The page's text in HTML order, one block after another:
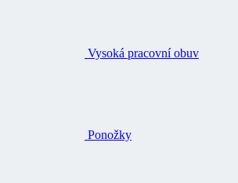
Vysoká pracovní obuv
Ponožky